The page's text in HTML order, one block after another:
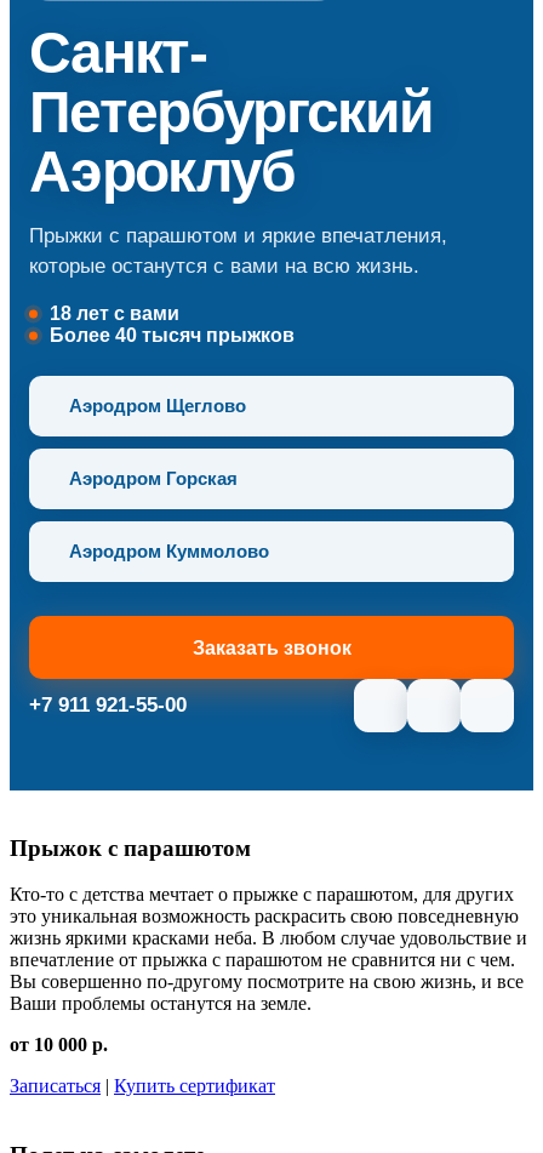
Санкт-
Петербургский
Аэроклуб
Прыжки с парашютом и яркие впечатления,
которые останутся с вами на всю жизнь.
18 лет с вами
Более 40 тысяч прыжков
Аэродром Щеглово
Аэродром Горская
Аэродром Куммолово
Заказать звонок
+7 911 921-55-00
Прыжок с парашютом
Кто-то с детства мечтает о прыжке с парашютом, для других
это уникальная возможность раскрасить свою повседневную
жизнь яркими красками неба. В любом случае удовольствие и
впечатление от прыжка с парашютом не сравнится ни с чем.
Вы совершенно по-другому посмотрите на свою жизнь, и все
Ваши проблемы останутся на земле.
от 10 000 р.
Записаться | Купить сертификат